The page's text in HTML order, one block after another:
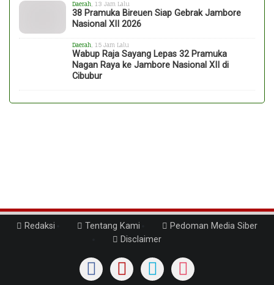
Daerah, 13 Jam Lalu
38 Pramuka Bireuen Siap Gebrak Jambore
Nasional XII 2026
Daerah, 15 Jam Lalu
Wabup Raja Sayang Lepas 32 Pramuka
Nagan Raya ke Jambore Nasional XII di
Cibubur
Redaksi Tentang Kami
Pedoman Media Siber
Disclaimer